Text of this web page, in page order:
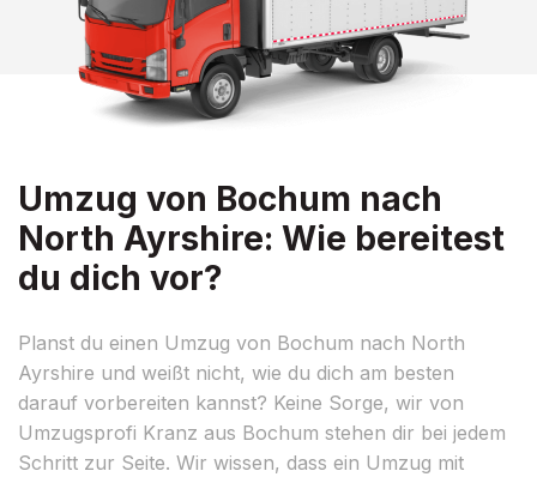
Umzug von Bochum nach
North Ayrshire: Wie bereitest
du dich vor?
Planst du einen Umzug von Bochum nach North
Ayrshire und weißt nicht, wie du dich am besten
darauf vorbereiten kannst? Keine Sorge, wir von
Umzugsprofi Kranz aus Bochum stehen dir bei jedem
Schritt zur Seite. Wir wissen, dass ein Umzug mit